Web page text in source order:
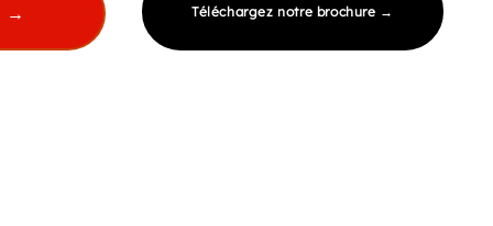
→ Téléchargez notre brochure →